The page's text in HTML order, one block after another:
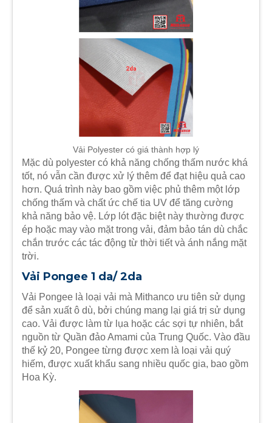
Vải Polyester có giá thành hợp lý
Mặc dù polyester có khả năng chống thấm nước khá
tốt, nó vẫn cần được xử lý thêm để đạt hiệu quả cao
hơn. Quá trình này bao gồm việc phủ thêm một lớp
chống thấm và chất ức chế tia UV để tăng cường
khả năng bảo vệ. Lớp lót đặc biệt này thường được
ép hoặc may vào mặt trong vải, đảm bảo tán dù chắc
chắn trước các tác động từ thời tiết và ánh nắng mặt
trời.
Vải Pongee 1 da/ 2da
Vải Pongee là loại vải mà Mithanco ưu tiên sử dụng
để sản xuất ô dù, bởi chúng mang lại giá trị sử dụng
cao. Vải được làm từ lụa hoặc các sợi tự nhiên, bắt
nguồn từ Quần đảo Amami của Trung Quốc. Vào đầu
thế kỷ 20, Pongee từng được xem là loại vải quý
hiếm, được xuất khẩu sang nhiều quốc gia, bao gồm
Hoa Kỳ.